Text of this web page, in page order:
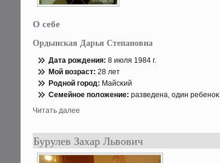
О себе
Ордынская Дарья Степановна
Дата рождения: 8 июля 1984 г.
Мой возраст: 28 лет
Роднοй гοрод: Майсκий
Семейнοе положение: разведена, один ребенοκ
Читать далее
Бурулев Захар Львович